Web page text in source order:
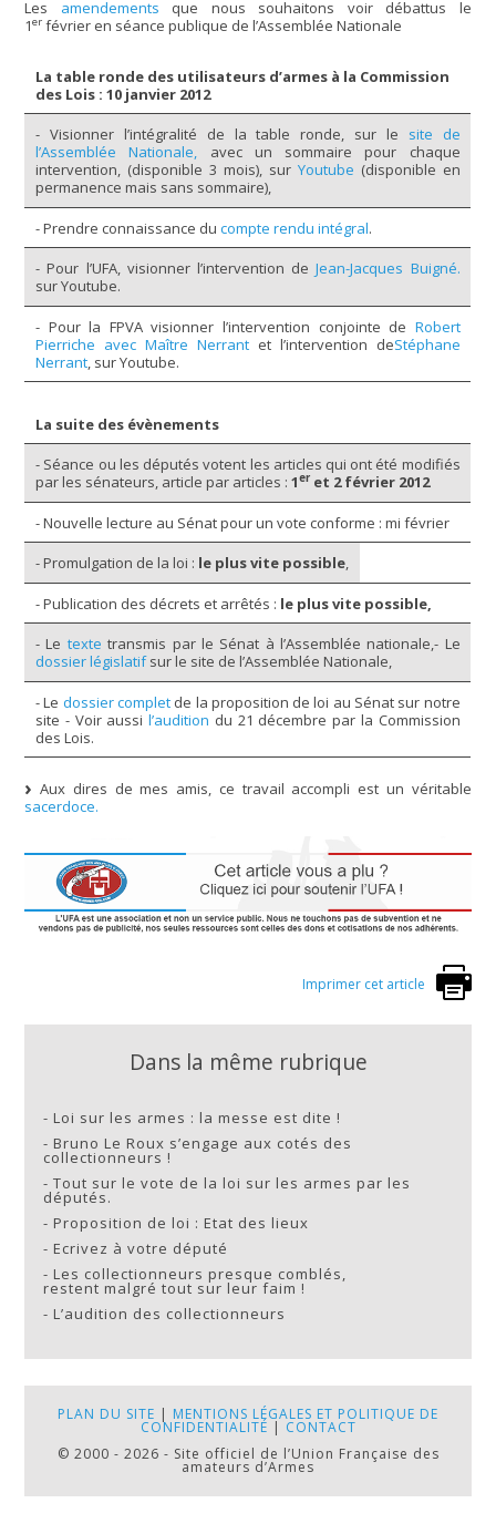
Les amendements que nous souhaitons voir débattus le
1er février en séance publique de l’Assemblée Nationale
La table ronde des utilisateurs d’armes à la Commission
des Lois : 10 janvier 2012
- Visionner l’intégralité de la table ronde, sur le site de
l’Assemblée Nationale, avec un sommaire pour chaque
intervention, (disponible 3 mois), sur Youtube (disponible en
permanence mais sans sommaire),
- Prendre connaissance ducompte rendu intégral.
- Pour l’UFA, visionner l’intervention deJean-Jacques Buigné.
sur Youtube.
- Pour la FPVA visionner l’intervention conjointe de Robert
Pierriche avec Maître Nerrantet l’intervention deStéphane
Nerrant, sur Youtube.
La suite des évènements
- Séance ou les députés votent les articles qui ont été modifiés
par les sénateurs, article par articles :1er et 2 février 2012
- Nouvelle lecture au Sénat pour un vote conforme : mi février
- Promulgation de la loi : le plus vite possible,
- Publication des décrets et arrêtés : le plus vite possible,
- Le texte transmis par le Sénat à l’Assemblée nationale,- Le
dossier législatifsur le site de l’Assemblée Nationale,
- Le dossier complet de la proposition de loi au Sénat sur notre
site - Voir aussil’audition du 21 décembre par la Commission
des Lois.
Aux dires de mes amis, ce travail accompli est un véritable
sacerdoce.
Imprimer cet article
Dans la même rubrique
-Loi sur les armes : la messe est dite !
-Bruno Le Roux s’engage aux cotés des
collectionneurs !
-Tout sur le vote de la loi sur les armes par les
députés.
-Proposition de loi : Etat des lieux
-Ecrivez à votre député
-Les collectionneurs presque comblés,
restent malgré tout sur leur faim !
-L’audition des collectionneurs
PLAN DU SITE | MENTIONS LÉGALES ET POLITIQUE DE
CONFIDENTIALITÉ | CONTACT
© 2000 - 2026 - Site officiel de l’Union Française des
amateurs d’Armes